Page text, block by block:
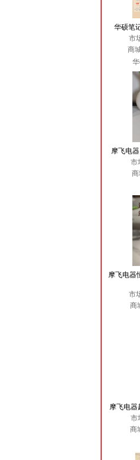
华硕笔
市
商
摩飞电
市
摩飞电器
市
商
摩飞电器
市
商